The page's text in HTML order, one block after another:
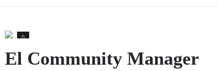
0
El Community Manager